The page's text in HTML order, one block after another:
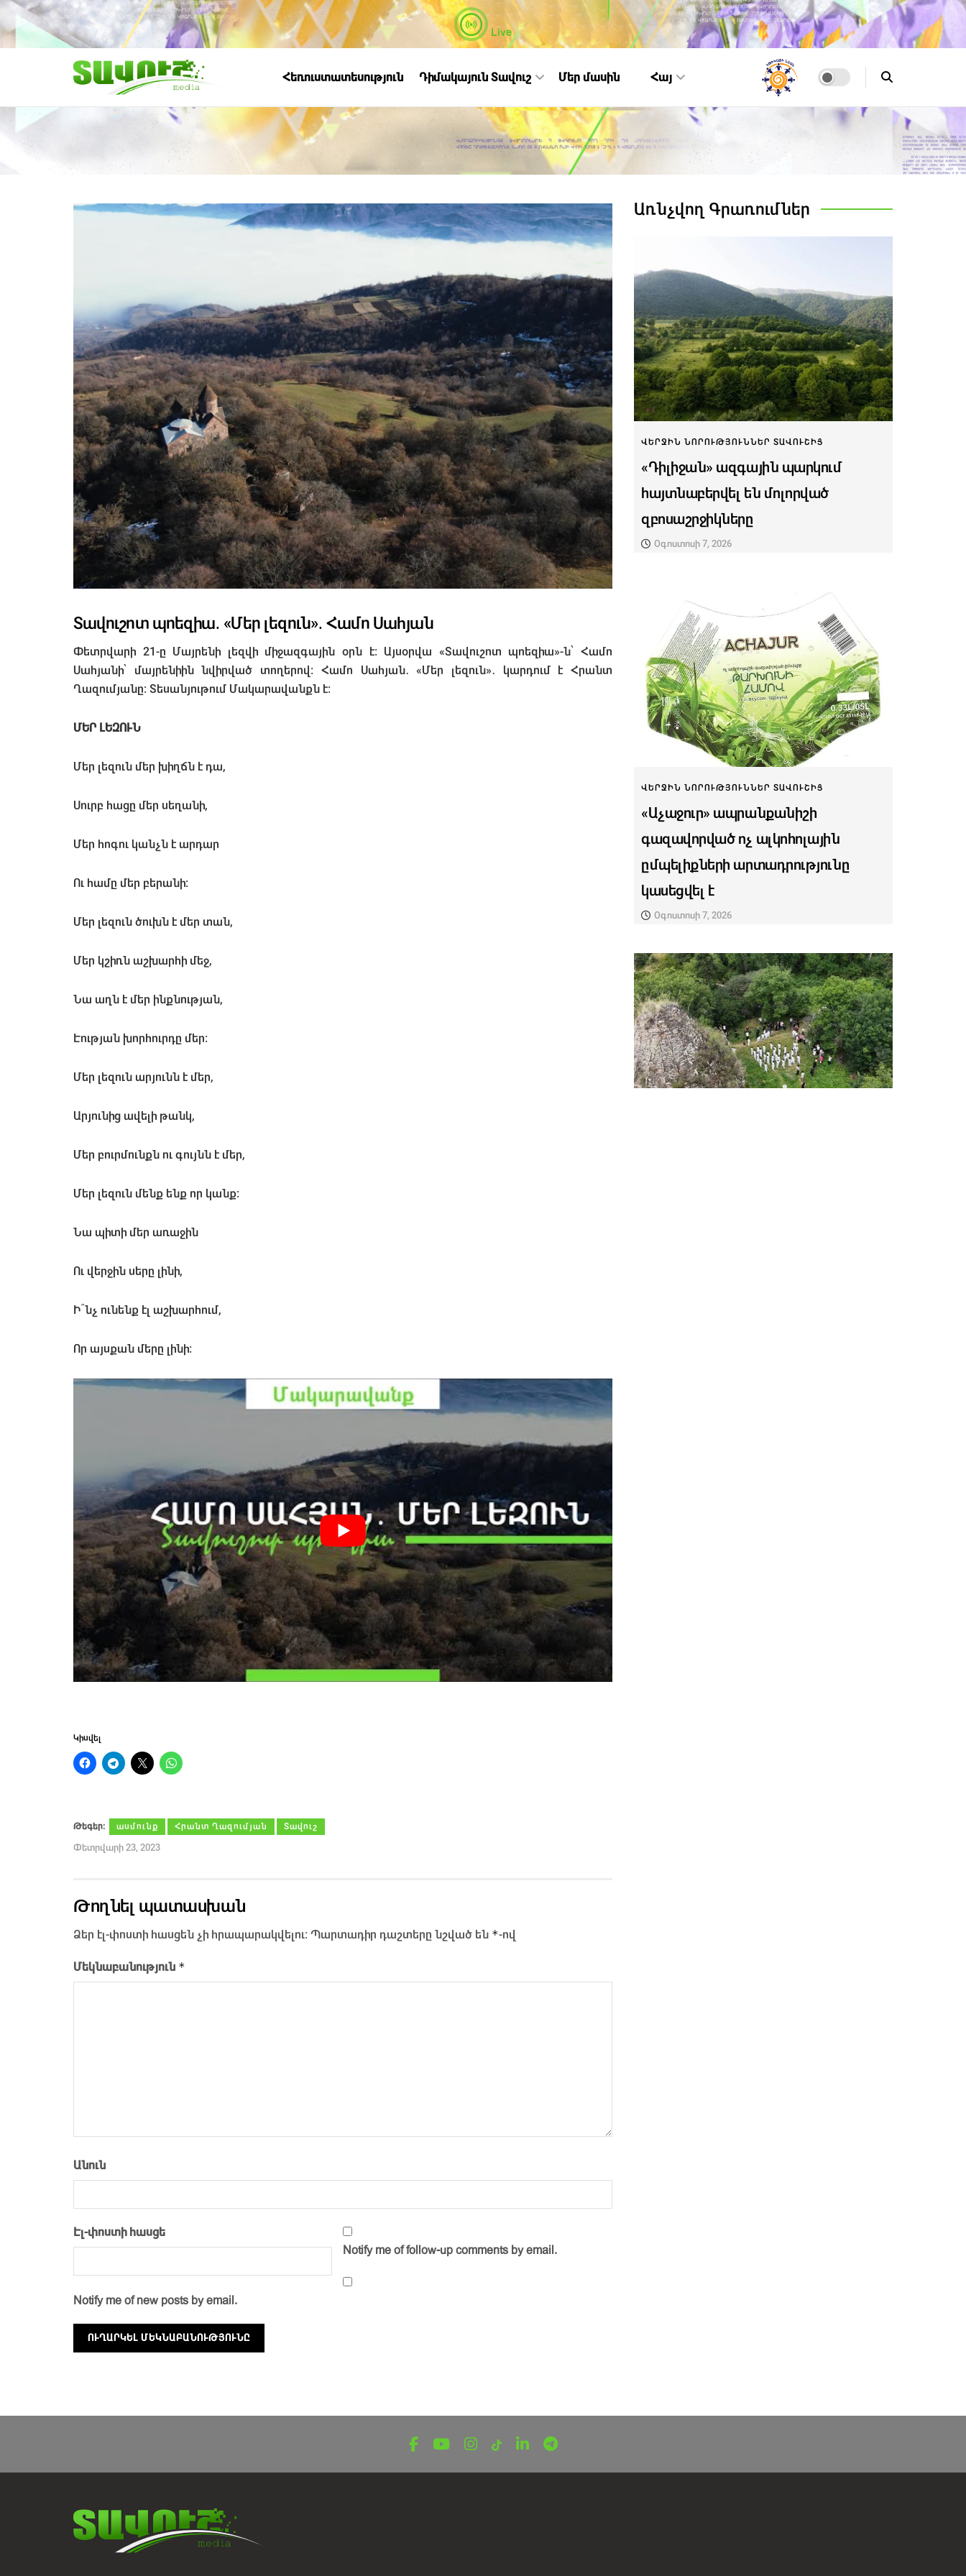
Live
Հեռուստատեսություն Դիմակայուն Տավուշ Մեր մասին Հայ
Տավուշոտ պոեզիա․ «Մեր լեզուն»․ Համո Սահյան
Փետրվարի 21-ը Մայրենի լեզվի միջազգային օրն է։ Այսօրվա «Տավուշոտ պոեզիա»-ն՝ Համո
Սահյանի՝ մայրենիին նվիրված տողերով։ Համո Սահյան․ «Մեր լեզուն»․ կարդում է Հրանտ
Ղազումյանը։ Տեսանյութում Մակարավանքն է։
ՄԵՐ ԼԵԶՈՒՆ
Մեր լեզուն մեր խիղճն է դա,
Սուրբ հացը մեր սեղանի,
Մեր հոգու կանչն է արդար
Ու համը մեր բերանի:
Մեր լեզուն ծուխն է մեր տան,
Մեր կշիռն աշխարհի մեջ,
Նա աղն է մեր ինքնության,
Էության խորհուրդը մեր:
Մեր լեզուն արյունն է մեր,
Արյունից ավելի թանկ,
Մեր բուրմունքն ու գույնն է մեր,
Մեր լեզուն մենք ենք որ կանք:
Նա պիտի մեր առաջին
Ու վերջին սերը լինի,
Ի՞նչ ունենք էլ աշխարհում,
Որ այսքան մերը լինի:
Կիսվել
Թեգեր։ ասմունք Հրանտ Ղազումյան Տավուշ
Փետրվարի 23, 2023
Թողնել պատասխան
Ձեր էլ-փոստի հասցեն չի հրապարակվելու։ Պարտադիր դաշտերը նշված են *-ով
Մեկնաբանություն *
Անուն
Էլ-փոստի հասցե
Notify me of follow-up comments by email.
Notify me of new posts by email.
Առնչվող Գրառումներ
ՎԵՐՋԻՆ ՆՈՐՈՒԹՅՈՒՆՆԵՐ ՏԱՎՈՒՇԻՑ
«Դիլիջան» ազգային պարկում
հայտնաբերվել են մոլորված
զբոսաշրջիկները
Օգոստոսի 7, 2026
ՎԵՐՋԻՆ ՆՈՐՈՒԹՅՈՒՆՆԵՐ ՏԱՎՈՒՇԻՑ
«Աչաջուր» ապրանքանիշի
գազավորված ոչ ալկոհոլային
ըմպելիքների արտադրությունը
կասեցվել է
Օգոստոսի 7, 2026